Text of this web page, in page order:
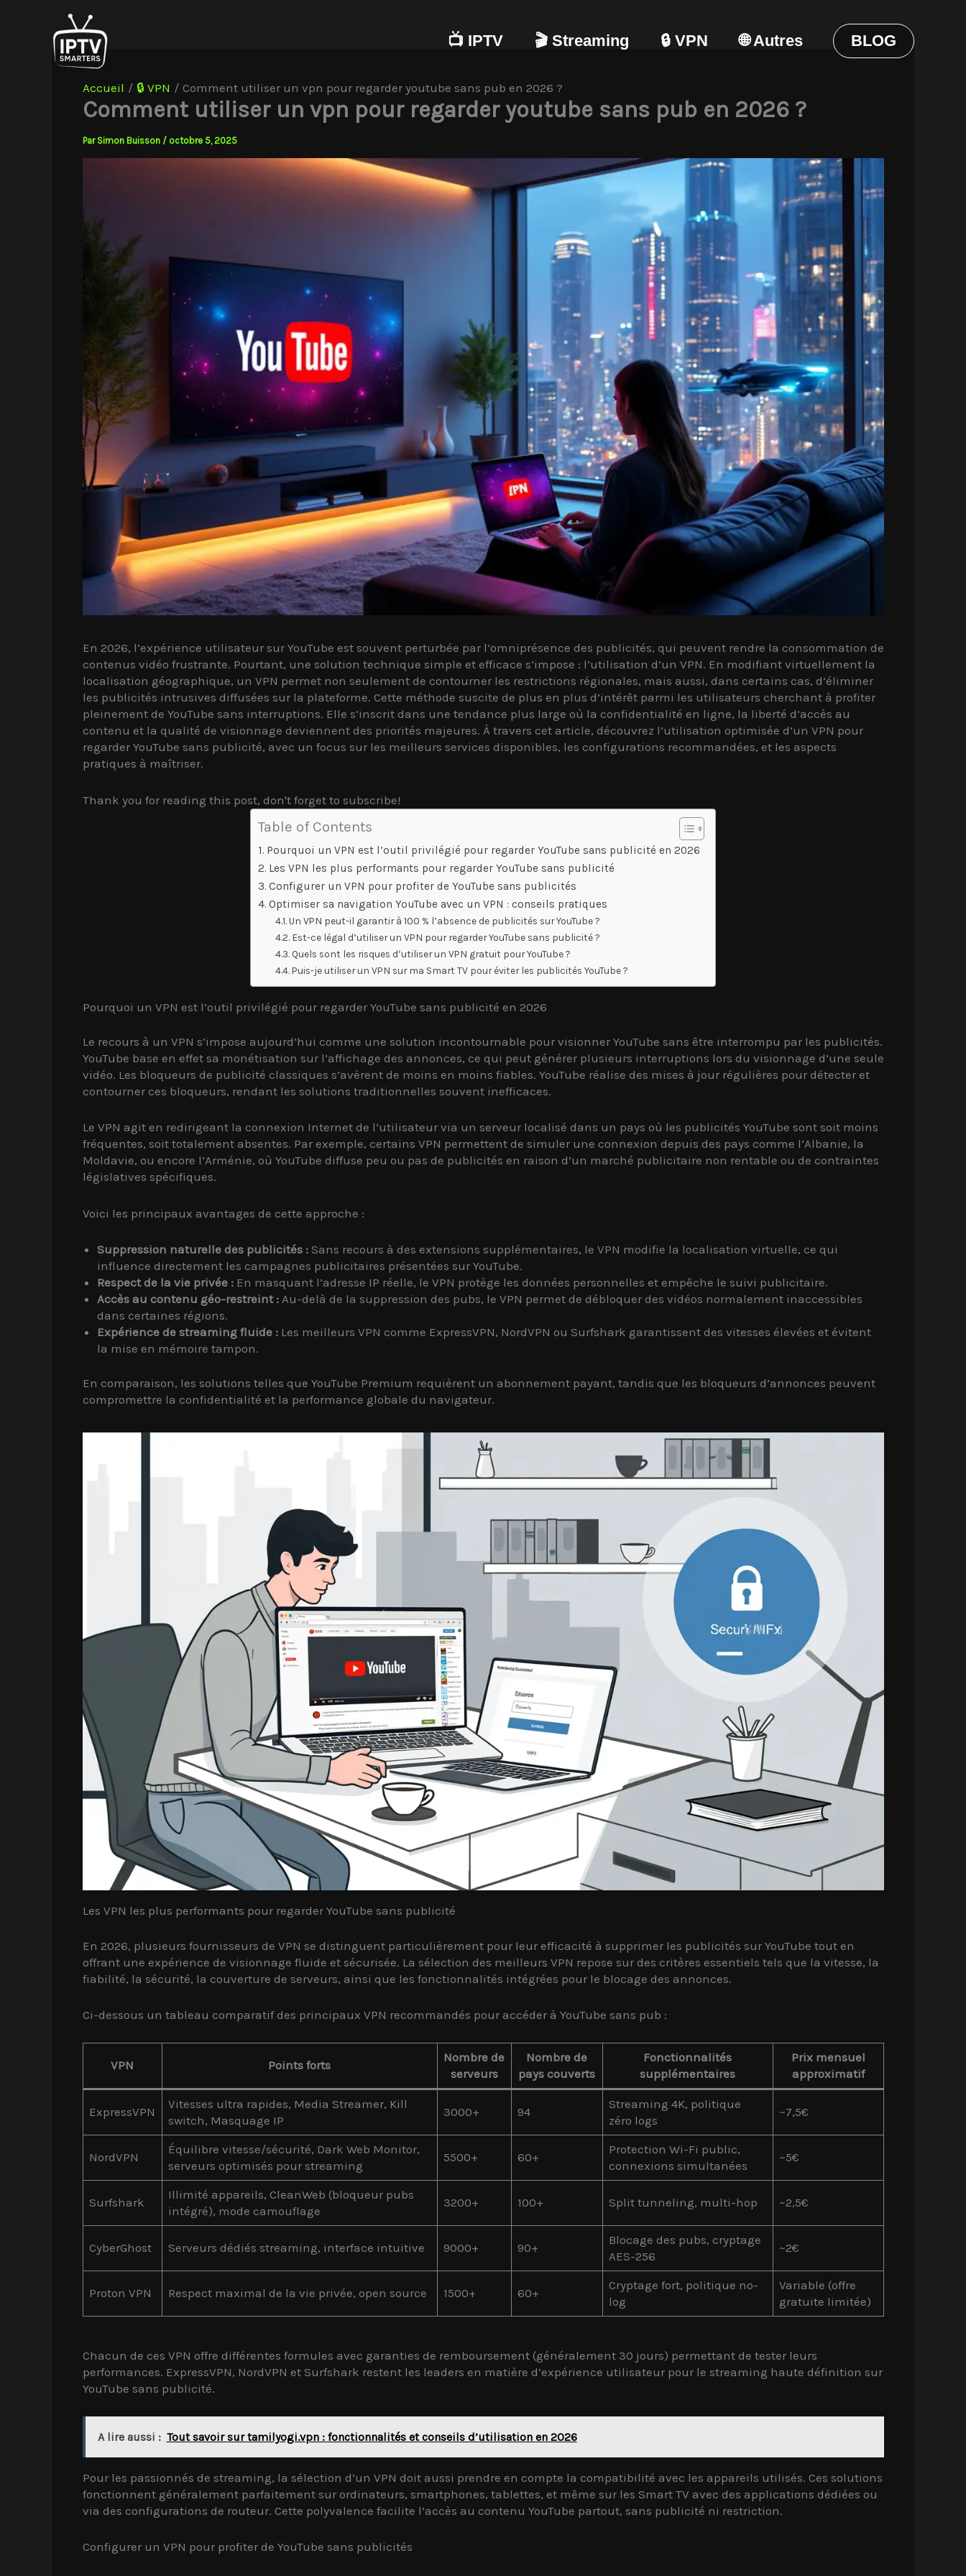
📺 IPTV 🎬 Streaming 🔒 VPN 🌐 Autres BLOG
Accueil 🔒 VPN Comment utiliser un vpn pour regarder youtube sans pub en 2026 ?
Comment utiliser un vpn pour regarder youtube sans pub en 2026 ?
Par Simon Buisson / octobre 5, 2025
En 2026, l’expérience utilisateur sur YouTube est souvent perturbée par l’omniprésence des publicités, qui peuvent rendre la consommation de
contenus vidéo frustrante. Pourtant, une solution technique simple et efficace s’impose : l’utilisation d’un VPN. En modifiant virtuellement la
localisation géographique, un VPN permet non seulement de contourner les restrictions régionales, mais aussi, dans certains cas, d’éliminer
les publicités intrusives diffusées sur la plateforme. Cette méthode suscite de plus en plus d’intérêt parmi les utilisateurs cherchant à profiter
pleinement de YouTube sans interruptions. Elle s’inscrit dans une tendance plus large où la confidentialité en ligne, la liberté d’accès au
contenu et la qualité de visionnage deviennent des priorités majeures. À travers cet article, découvrez l’utilisation optimisée d’un VPN pour
regarder YouTube sans publicité, avec un focus sur les meilleurs services disponibles, les configurations recommandées, et les aspects
pratiques à maîtriser.
Thank you for reading this post, don't forget to subscribe!
Table of Contents
Pourquoi un VPN est l’outil privilégié pour regarder YouTube sans publicité en 2026
Les VPN les plus performants pour regarder YouTube sans publicité
Configurer un VPN pour profiter de YouTube sans publicités
Optimiser sa navigation YouTube avec un VPN : conseils pratiques
Un VPN peut-il garantir à 100 % l’absence de publicités sur YouTube ?
Est-ce légal d’utiliser un VPN pour regarder YouTube sans publicité ?
Quels sont les risques d’utiliser un VPN gratuit pour YouTube ?
Puis-je utiliser un VPN sur ma Smart TV pour éviter les publicités YouTube ?
Pourquoi un VPN est l’outil privilégié pour regarder YouTube sans publicité en 2026
Le recours à un VPN s’impose aujourd’hui comme une solution incontournable pour visionner YouTube sans être interrompu par les publicités.
YouTube base en effet sa monétisation sur l’affichage des annonces, ce qui peut générer plusieurs interruptions lors du visionnage d’une seule
vidéo. Les bloqueurs de publicité classiques s’avèrent de moins en moins fiables. YouTube réalise des mises à jour régulières pour détecter et
contourner ces bloqueurs, rendant les solutions traditionnelles souvent inefficaces.
Le VPN agit en redirigeant la connexion Internet de l’utilisateur via un serveur localisé dans un pays où les publicités YouTube sont soit moins
fréquentes, soit totalement absentes. Par exemple, certains VPN permettent de simuler une connexion depuis des pays comme l’Albanie, la
Moldavie, ou encore l’Arménie, où YouTube diffuse peu ou pas de publicités en raison d’un marché publicitaire non rentable ou de contraintes
législatives spécifiques.
Voici les principaux avantages de cette approche :
Suppression naturelle des publicités :Sans recours à des extensions supplémentaires, le VPN modifie la localisation virtuelle, ce qui
influence directement les campagnes publicitaires présentées sur YouTube.
Respect de la vie privée :En masquant l’adresse IP réelle, le VPN protège les données personnelles et empêche le suivi publicitaire.
Accès au contenu géo-restreint :Au-delà de la suppression des pubs, le VPN permet de débloquer des vidéos normalement inaccessibles
dans certaines régions.
Expérience de streaming fluide :Les meilleurs VPN comme ExpressVPN, NordVPN ou Surfshark garantissent des vitesses élevées et évitent
la mise en mémoire tampon.
En comparaison, les solutions telles que YouTube Premium requièrent un abonnement payant, tandis que les bloqueurs d’annonces peuvent
compromettre la confidentialité et la performance globale du navigateur.
Les VPN les plus performants pour regarder YouTube sans publicité
En 2026, plusieurs fournisseurs de VPN se distinguent particulièrement pour leur efficacité à supprimer les publicités sur YouTube tout en
offrant une expérience de visionnage fluide et sécurisée. La sélection des meilleurs VPN repose sur des critères essentiels tels que la vitesse, la
fiabilité, la sécurité, la couverture de serveurs, ainsi que les fonctionnalités intégrées pour le blocage des annonces.
Ci-dessous un tableau comparatif des principaux VPN recommandés pour accéder à YouTube sans pub :
VPN Points forts
Nombre de
serveurs
Nombre de
pays couverts
Fonctionnalités
supplémentaires
Prix mensuel
approximatif
ExpressVPN
Vitesses ultra rapides, Media Streamer, Kill
switch, Masquage IP
3000+ 94
Streaming 4K, politique
zéro logs
~7,5€
NordVPN
Équilibre vitesse/sécurité, Dark Web Monitor,
serveurs optimisés pour streaming
5500+ 60+
Protection Wi-Fi public,
connexions simultanées
~5€
Surfshark
Illimité appareils, CleanWeb (bloqueur pubs
intégré), mode camouflage
3200+ 100+ Split tunneling, multi-hop ~2,5€
CyberGhost Serveurs dédiés streaming, interface intuitive 9000+ 90+
Blocage des pubs, cryptage
AES-256
~2€
Proton VPN Respect maximal de la vie privée, open source 1500+ 60+
Cryptage fort, politique no-
log
Variable (offre
gratuite limitée)
Chacun de ces VPN offre différentes formules avec garanties de remboursement (généralement 30 jours) permettant de tester leurs
performances. ExpressVPN, NordVPN et Surfshark restent les leaders en matière d’expérience utilisateur pour le streaming haute définition sur
YouTube sans publicité.
A lire aussi : Tout savoir sur tamilyogi.vpn : fonctionnalités et conseils d’utilisation en 2026
Pour les passionnés de streaming, la sélection d’un VPN doit aussi prendre en compte la compatibilité avec les appareils utilisés. Ces solutions
fonctionnent généralement parfaitement sur ordinateurs, smartphones, tablettes, et même sur les Smart TV avec des applications dédiées ou
via des configurations de routeur. Cette polyvalence facilite l’accès au contenu YouTube partout, sans publicité ni restriction.
Configurer un VPN pour profiter de YouTube sans publicités